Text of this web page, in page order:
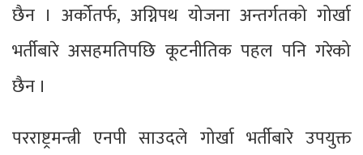
छैन । अर्कोतर्फ, अग्निपथ योजना अन्तर्गतको गोर्खा
भर्तीबारे असहमतिपछि कूटनीतिक पहल पनि गरेको
छैन ।
परराष्ट्रमन्त्री एनपी साउदले गोर्खा भर्तीबारे उपयुक्त